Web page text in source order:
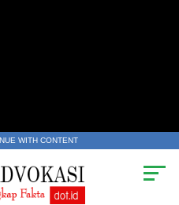
WITH CONTENT